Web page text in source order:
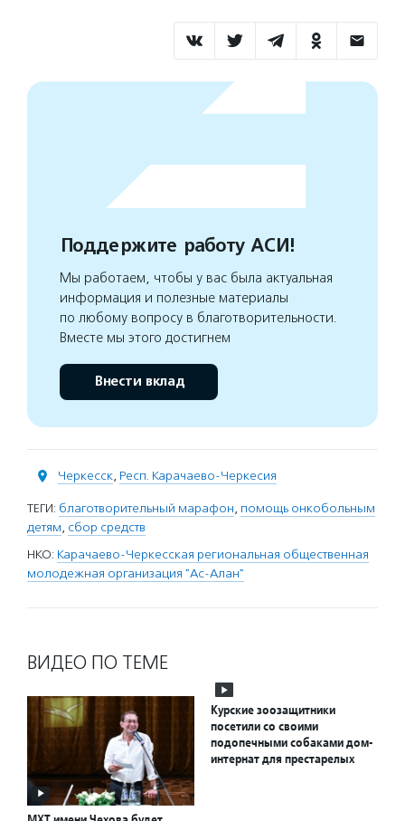
Поддержите работу АСИ!
Мы работаем, чтобы у вас была актуальная
информация и полезные материалы
по любому вопросу в благотворительности.
Вместе мы этого достигнем
Внести вклад
Черкесск, Респ. Карачаево-Черкесия
ТЕГИ: благотворительный марафон, помощь онкобольным
детям, сбор средств
НКО: Карачаево-Черкесская региональная общественная
молодежная организация "Ас-Алан"
ВИДЕО ПО ТЕМЕ
Курские зоозащитники
посетили со своими
подопечными собаками дом-
интернат для престарелых